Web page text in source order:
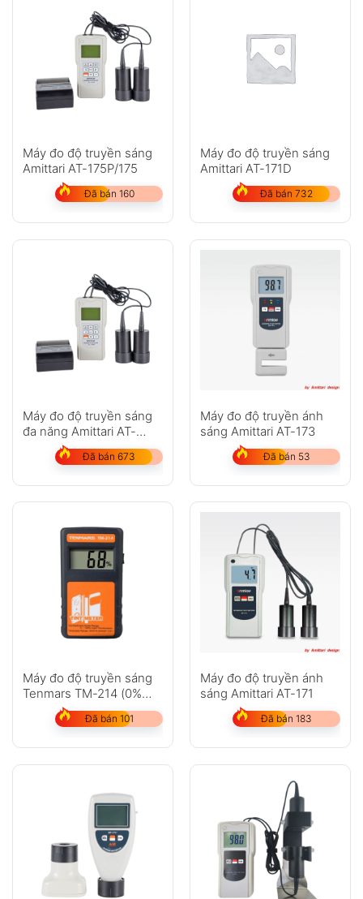
Máy đo độ truyền sáng
Amittari AT-175P/175
Đã bán 160
Máy đo độ truyền sáng
Amittari AT-171D
Đã bán 732
Máy đo độ truyền sáng
đa năng Amittari AT-
175P6 (có thể in được)
Đã bán 673
Máy đo độ truyền ánh
sáng Amittari AT-173
Đã bán 53
Máy đo độ truyền sáng
Tenmars TM-214 (0%
-100%, 0mm-6.5mm
(0″-1/4″))
Đã bán 101
Máy đo độ truyền ánh
sáng Amittari AT-171
Đã bán 183